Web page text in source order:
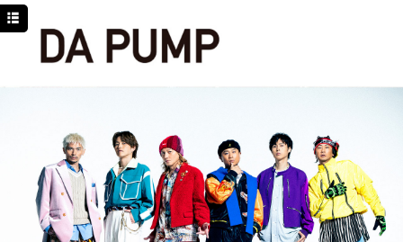
NEWS
PROFILE
MOVIE
LINE
YouTube